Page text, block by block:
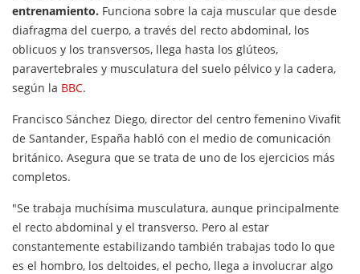
entrenamiento. Funciona sobre la caja muscular que desde
diafragma del cuerpo, a través del recto abdominal, los
oblicuos y los transversos, llega hasta los glúteos,
paravertebrales y musculatura del suelo pélvico y la cadera,
según la BBC.
Francisco Sánchez Diego, director del centro femenino Vivafit
de Santander, España habló con el medio de comunicación
británico. Asegura que se trata de uno de los ejercicios más
completos.
"Se trabaja muchísima musculatura, aunque principalmente
el recto abdominal y el transverso. Pero al estar
constantemente estabilizando también trabajas todo lo que
es el hombro, los deltoides, el pecho, llega a involucrar algo